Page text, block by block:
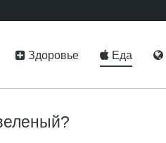
Здоровье Еда